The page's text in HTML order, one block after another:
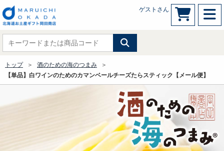
ゲストさん
トップ
酒のための海のつまみ
【単品】白ワインのためのカマンベールチーズたらスティック【メール便】